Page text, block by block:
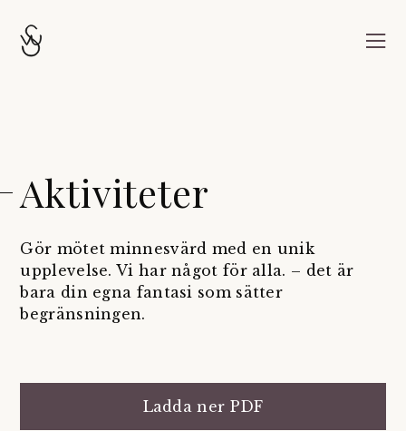
Aktiviteter
Gör mötet minnesvärd med en unik
upplevelse. Vi har något för alla. – det är
bara din egna fantasi som sätter
begränsningen.
Ladda ner PDF